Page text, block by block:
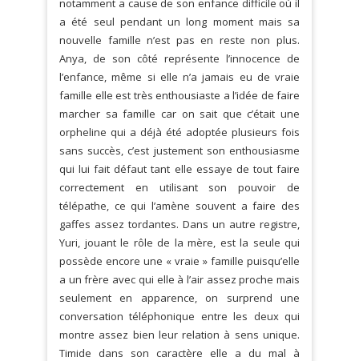
notamment a cause de son enfance difficile où il
a été seul pendant un long moment mais sa
nouvelle famille n’est pas en reste non plus.
Anya, de son côté représente l’innocence de
l’enfance, même si elle n’a jamais eu de vraie
famille elle est très enthousiaste a l’idée de faire
marcher sa famille car on sait que c’était une
orpheline qui a déjà été adoptée plusieurs fois
sans succès, c’est justement son enthousiasme
qui lui fait défaut tant elle essaye de tout faire
correctement en utilisant son pouvoir de
télépathe, ce qui l’amène souvent a faire des
gaffes assez tordantes. Dans un autre registre,
Yuri, jouant le rôle de la mère, est la seule qui
possède encore une « vraie » famille puisqu’elle
a un frère avec qui elle à l’air assez proche mais
seulement en apparence, on surprend une
conversation téléphonique entre les deux qui
montre assez bien leur relation à sens unique.
Timide dans son caractère elle a du mal à